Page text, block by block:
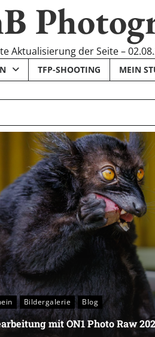
Aktualisierung der Seite –
TFP-SHOOTING MEIN
Bildergalerie Blog
mit ON1 Photo Raw